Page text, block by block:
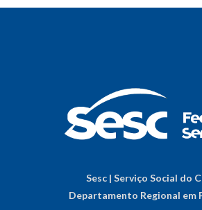
Sesc | Serviço Social do
Departamento Regional em